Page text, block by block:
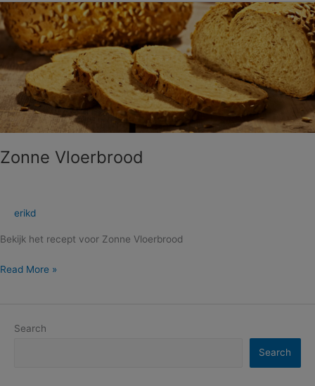
Zonne Vloerbrood
erikd
Bekijk het recept voor Zonne Vloerbrood
Zonne
Vloerbrood
Read More »
Search
Search